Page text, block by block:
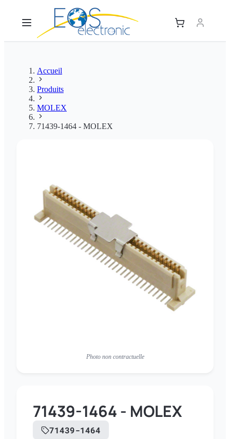
Accueil
Produits
MOLEX
71439-1464 - MOLEX
Photo non contractuelle
71439-1464 - MOLEX
71439-1464